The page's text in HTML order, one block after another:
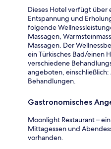
Dieses Hotel verfügt über
Entspannung und
folgende
Massagen,
Massagen. Der
ein Türkisches Bad/einen
verschiedene
angeboten,
Behandlungen.
Gastronomisches
Moonlight Restaurant –
Mittagessen und
vorhanden.